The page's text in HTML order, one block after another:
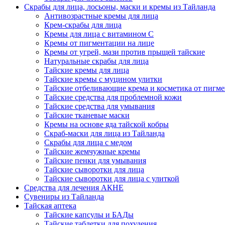
Скрабы для лица, лосьоны, маски и кремы из Тайланда
Антивозрастные кремы для лица
Крем-скрабы для лица
Кремы для лица с витамином C
Кремы от пигментации на лице
Кремы от угрей, мази против прыщей тайские
Натуральные скрабы для лица
Тайские кремы для лица
Тайские кремы с муцином улитки
Тайские отбеливающие крема и косметика от
Тайские средства для проблемной кожи
Тайские средства для умывания
Тайские тканевые маски
Кремы на основе яда тайской кобры
Скраб-маски для лица из Тайланда
Скрабы для лица с медом
Тайские жемчужные кремы
Тайские пенки для умывания
Тайские сыворотки для лица
Тайские сыворотки для лица с улиткой
Средства для лечения АКНЕ
Сувениры из Тайланда
Тайская аптека
Тайские капсулы и БАДы